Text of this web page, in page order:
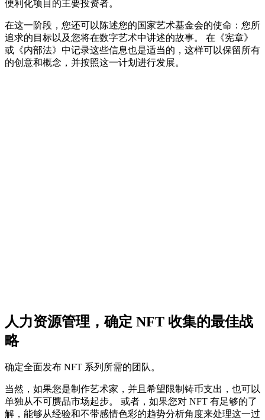
便利化项目的主要投资者。
在这一阶段，您还可以陈述您的国家艺术基金会的使命：您所
追求的目标以及您将在数字艺术中讲述的故事。 在《宪章》
或《内部法》中记录这些信息也是适当的，这样可以保留所有
的创意和概念，并按照这一计划进行发展。
人力资源管理，确定 NFT 收集的最佳战
略
确定全面发布 NFT 系列所需的团队。
当然，如果您是制作艺术家，并且希望限制铸币支出，也可以
单独从不可赝品市场起步。 或者，如果您对 NFT 有足够的了
解，能够从经验和不带感情色彩的趋势分析角度来处理这一过